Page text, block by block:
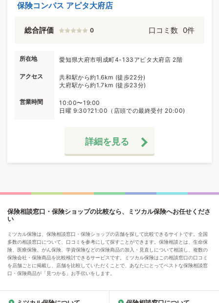
保険コンパス アピタ大府店
総合評価 0 口コミ数 0件
所在地 愛知県大府市明成町4-133アピタ大府店 2階
アクセス
共和駅から約1.6km (徒歩22分)
大府駅から約1.7km (徒歩23分)
営業時間
10:00〜19:00
日曜 9:30?21:00（店頭での最終受付 20:00)
詳細を見る
保険相談窓口・保険ショップの比較なら、ミツカル保険へお任せくださ
い
ミツカル保険は、保険相談窓口・保険ショップの店舗を探して比較できるサイトです。全国
多数の相談窓口について、口コミを参考にして探すことができます。保険相談とは、生命保
険、医療保険、がん保険、学資保険などの保険商品の加入・見直しについて相談し、複数の
保険会社・保険商品を比較検討できるサービスです。ミツカル保険はこの相談窓口の口コミ
を店舗ごとに掲載し、店舗を比較していただくことで、あなたにとってベストな保険相談窓
口・保険商品が「見つかる」お手伝いをします。